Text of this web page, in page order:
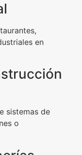
en
sistemas de
o